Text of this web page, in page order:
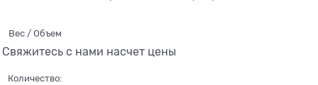
Вес / Объем
Свяжитесь с нами насчет цены
Количество: